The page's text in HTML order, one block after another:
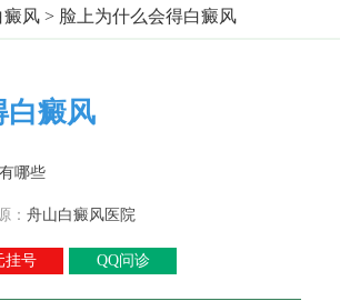
癜风 > 脸上为什么会得白癜风
白癜风
： 舟山白癜风医院
挂号 QQ问诊